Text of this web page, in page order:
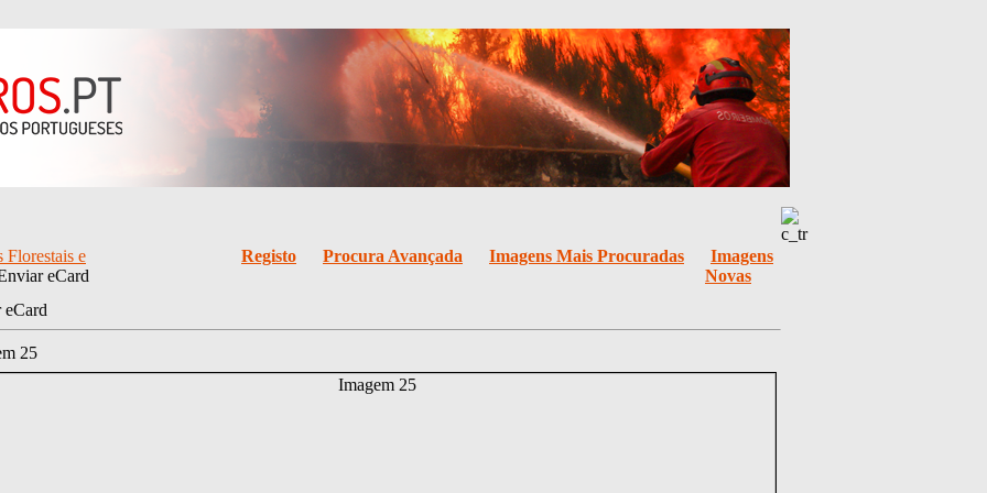
Florestais e
eCard
Registo Procura Avançada Imagens Mais Procuradas
Imagens
Novas
25